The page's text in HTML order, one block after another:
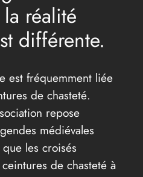
réalité
différente.
est fréquemment liée
de chasteté.
repose
médiévales
les croisés
de chasteté à